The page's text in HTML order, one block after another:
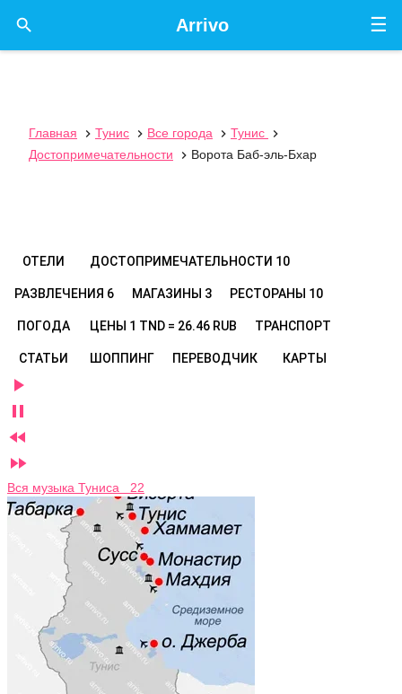
☰
Arrivo

Главная  Тунис  Все города  Тунис

Достопримечательности
 Ворота Баб-эль-Бхар
ОТЕЛИ ДОСТОПРИМЕЧАТЕЛЬНОСТИ 10
РАЗВЛЕЧЕНИЯ 6 МАГАЗИНЫ 3 РЕСТОРАНЫ 10
ПОГОДА ЦЕНЫ 1 TND = 26.46 RUB ТРАНСПОРТ
СТАТЬИ ШОППИНГ ПЕРЕВОДЧИК КАРТЫ




Вся музыка Туниса 22